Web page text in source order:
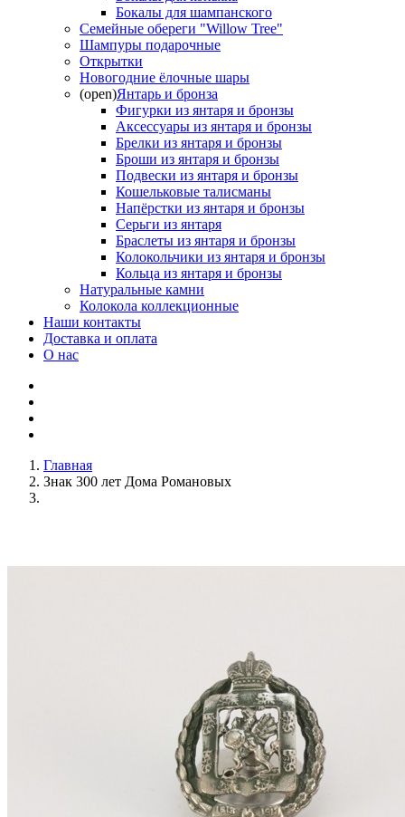
Бокалы для шампанского
Семейные обереги "Willow Tree"
Шампуры подарочные
Открытки
Новогодние ёлочные шары
(open)Янтарь и бронза
Фигурки из янтаря и бронзы
Аксессуары из янтаря и бронзы
Брелки из янтаря и бронзы
Броши из янтаря и бронзы
Подвески из янтаря и бронзы
Кошельковые талисманы
Напёрстки из янтаря и бронзы
Серьги из янтаря
Браслеты из янтаря и бронзы
Колокольчики из янтаря и бронзы
Кольца из янтаря и бронзы
Натуральные камни
Колокола коллекционные
Наши контакты
Доставка и оплата
О нас
Главная
Знак 300 лет Дома Романовых